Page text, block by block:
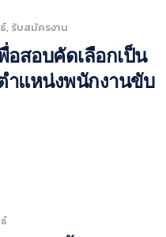
, รับสมัครงาน
สอบคัดเลือกเป็น
ำแหน่งพนักงานขับ